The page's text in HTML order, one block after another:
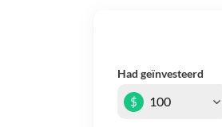
Had geïnvesteerd
$